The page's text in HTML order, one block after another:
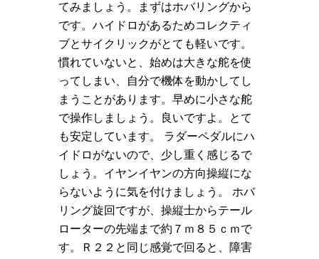
てみましょう。まずはホバリングから
です。ハイドロがあるためコレクティ
ブとサイクリックがとても軽いです。
慣れていないと、始めは大きな舵を使
ってしまい、自分で機体を動かしてし
まうことがあります。早めに小さな舵
で操作しましょう。良いですよ。とて
も安定しています。 ラダーペダルにハ
イドロがないので、少し重く感じるで
しょう。イヤンイヤンの方向操縦にな
らないように気を付けましょう。 ホバ
リング旋回ですが、操縦士からテール
ローターの先端まで約７ｍ８５ｃｍで
す。Ｒ２２と同じ感覚で回ると、障害